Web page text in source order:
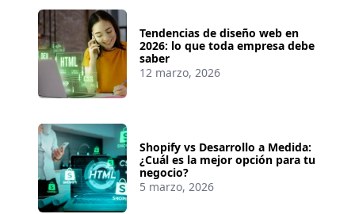
Tendencias de diseño web en
2026: lo que toda empresa debe
saber
12 marzo, 2026
Shopify vs Desarrollo a Medida:
¿Cuál es la mejor opción para tu
negocio?
5 marzo, 2026